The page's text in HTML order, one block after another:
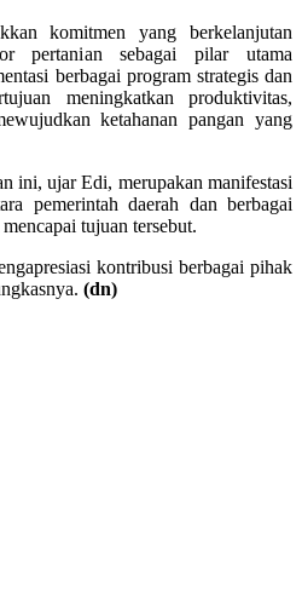
komitmen yang berkelanjutan
pertanian sebagai pilar utama
berbagai program strategis dan
meningkatkan produktivitas,
ketahanan pangan yang
ini, ujar Edi, merupakan manifestasi
pemerintah daerah dan berbagai
tujuan tersebut.
kontribusi berbagai pihak
(dn)